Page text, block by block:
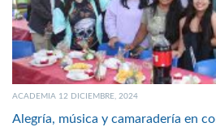
ACADEMIA 12 DICIEMBRE, 2024
Alegría, música y camaradería en